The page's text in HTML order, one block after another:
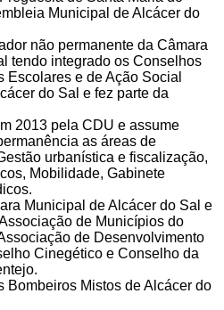
Municipal de Alcácer do
não permanente da Câmara
tendo integrado os Conselhos
e de Ação Social
do Sal e fez parte da
2013 pela CDU e assume
as áreas de
urbanística e fiscalização,
Mobilidade, Gabinete
Municipal de Alcácer do Sal e
de Municípios do
de Desenvolvimento
Cinegético e Conselho da
Bombeiros Mistos de Alcácer do